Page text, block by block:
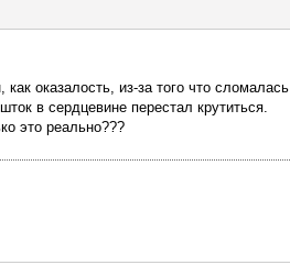
оказалость, из-за того что сломалась
в сердцевине перестал крутиться.
это реально???